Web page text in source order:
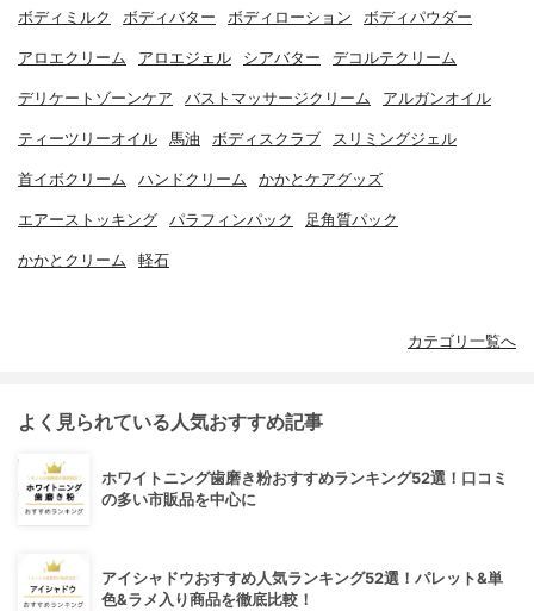
ボディミルク ボディバター ボディローション ボディパウダー
アロエクリーム アロエジェル シアバター デコルテクリーム
デリケートゾーンケア バストマッサージクリーム アルガンオイル
ティーツリーオイル 馬油 ボディスクラブ スリミングジェル
首イボクリーム ハンドクリーム かかとケアグッズ
エアーストッキング パラフィンパック 足角質パック
かかとクリーム 軽石
カテゴリ一覧へ
よく見られている人気おすすめ記事
ホワイトニング歯磨き粉おすすめランキング52選！口コミ
の多い市販品を中心に
アイシャドウおすすめ人気ランキング52選！パレット&単
色&ラメ入り商品を徹底比較！